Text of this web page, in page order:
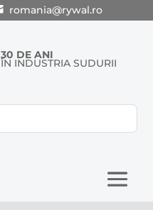
romania@rywal.ro
30 DE ANI
ÎN INDUSTRIA SUDURII